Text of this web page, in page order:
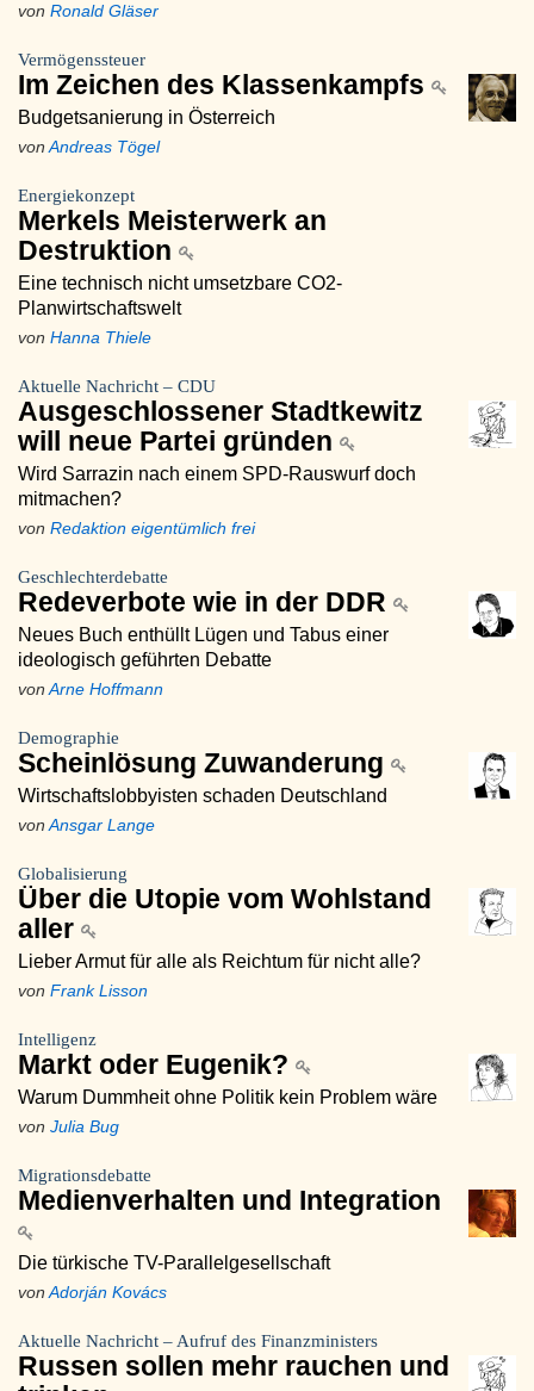
von Ronald Gläser
Vermögenssteuer
Im Zeichen des Klassenkampfs
Budgetsanierung in Österreich
von Andreas Tögel
Energiekonzept
Merkels Meisterwerk an
Destruktion
Eine technisch nicht umsetzbare CO2-
Planwirtschaftswelt
von Hanna Thiele
Aktuelle Nachricht – CDU
Ausgeschlossener Stadtkewitz
will neue Partei gründen
Wird Sarrazin nach einem SPD-Rauswurf doch
mitmachen?
von Redaktion eigentümlich frei
Geschlechterdebatte
Redeverbote wie in der DDR
Neues Buch enthüllt Lügen und Tabus einer
ideologisch geführten Debatte
von Arne Hoffmann
Demographie
Scheinlösung Zuwanderung
Wirtschaftslobbyisten schaden Deutschland
von Ansgar Lange
Globalisierung
Über die Utopie vom Wohlstand
aller
Lieber Armut für alle als Reichtum für nicht alle?
von Frank Lisson
Intelligenz
Markt oder Eugenik?
Warum Dummheit ohne Politik kein Problem wäre
von Julia Bug
Migrationsdebatte
Medienverhalten und Integration
Die türkische TV-Parallelgesellschaft
von Adorján Kovács
Aktuelle Nachricht – Aufruf des Finanzministers
Russen sollen mehr rauchen und